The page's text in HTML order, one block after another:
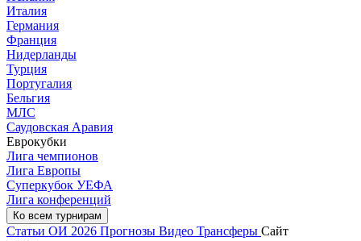
Италия
Германия
Франция
Нидерланды
Турция
Португалия
Бельгия
МЛС
Саудовская Аравия
Еврокубки
Лига чемпионов
Лига Европы
Суперкубок УЕФА
Лига конференций
Ко всем турнирам
Статьи ОИ 2026 Прогнозы Видео Трансферы Сайт